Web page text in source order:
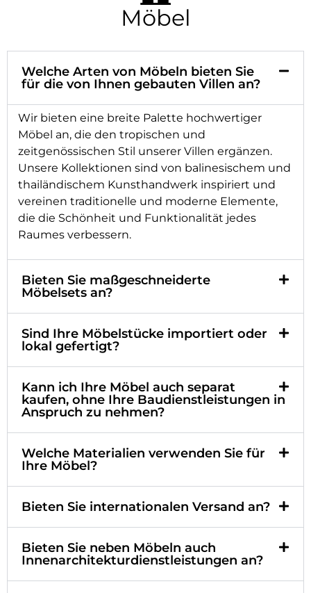
Möbel
Welche Arten von Möbeln bieten Sie
für die von Ihnen gebauten Villen an?
Wir bieten eine breite Palette hochwertiger
Möbel an, die den tropischen und
zeitgenössischen Stil unserer Villen ergänzen.
Unsere Kollektionen sind von balinesischem und
thailändischem Kunsthandwerk inspiriert und
vereinen traditionelle und moderne Elemente,
die die Schönheit und Funktionalität jedes
Raumes verbessern.
Bieten Sie maßgeschneiderte
Möbelsets an?
Sind Ihre Möbelstücke importiert oder
lokal gefertigt?
Kann ich Ihre Möbel auch separat
kaufen, ohne Ihre Baudienstleistungen in
Anspruch zu nehmen?
Welche Materialien verwenden Sie für
Ihre Möbel?
Bieten Sie internationalen Versand an?
Bieten Sie neben Möbeln auch
Innenarchitekturdienstleistungen an?